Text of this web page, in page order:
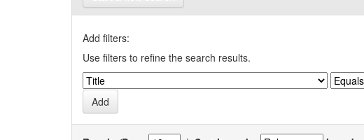
Add filters:
Use filters to refine the search results.